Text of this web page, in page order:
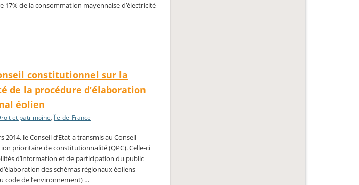
17% de la consommation mayennaise d’électricité
constitutionnel sur la
de la procédure d’élaboration
éolien
et patrimoine,Île-de-France
2014, le Conseil d’Etat a transmis au Conseil
prioritaire de constitutionnalité (QPC). Celle-ci
d’information et de participation du public
des schémas régionaux éoliens
code de l’environnement) …